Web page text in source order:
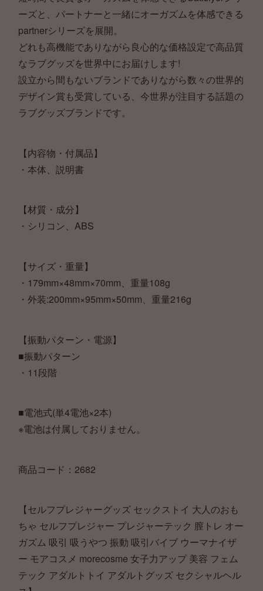
ーズと、パートナーと一緒にオーガズムを体感できる
partnerシリーズを展開。
どれも高機能でありながら良心的な価格設定で高品質
なラブグッズを世界中にお届けします!
設立から間もないブランドでありながら数々の世界的
デザイン賞も受賞している、今世界が注目する話題の
ラブグッズブランドです。
【内容物・付属品】
・本体、説明書
【材質・成分】
・シリコン、ABS
【サイズ・重量】
・179mm×48mm×70mm、重量108g
・外装:200mm×95mm×50mm、重量216g
【振動パターン・電源】
■振動パターン
・11段階
■電池式(単4電池×2本)
※電池は付属しておりません。
商品コード：2682
【セルフプレジャーグッズ セックストイ 大人のおも
ちゃ セルフプレジャー プレジャーテック 膣トレ オー
ガズム 吸引 吸うやつ 振動 吸引バイブ ウーマナイザ
ー モアコスメ morecosme 女子力アップ 美容 フェム
テック アダルトトイ アダルトグッズ セクシャルヘル